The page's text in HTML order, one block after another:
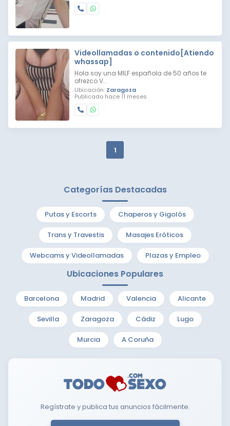
Videollamadas o contenido[Atiendo
whassap]
Hola soy una MILF española de 50 años te
ofrezco V...
Ubicación: Zaragoza
Publicado hace 11 meses
1
Categorías Destacadas
Putas y Escorts Chaperos y Gigolós
Trans y Travestis Masajes Eróticos
Webcams y Videollamadas Plazas y Empleo
Ubicaciones Populares
Barcelona Madrid Valencia Alicante
Sevilla Zaragoza Cádiz Lugo
Murcia A Coruña
Regístrate y publica tus anuncios fácilmente.